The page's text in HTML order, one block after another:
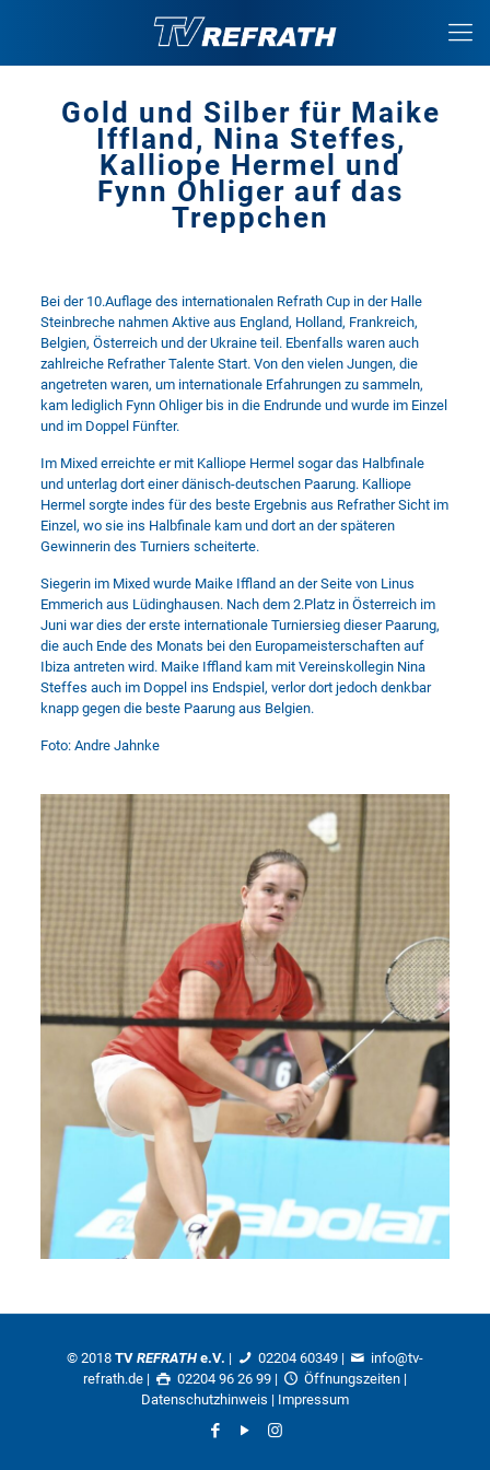
Gold und Silber für Maike
Iffland, Nina Steffes,
Kalliope Hermel und
Fynn Ohliger auf das
Treppchen
Bei der 10.Auflage des internationalen Refrath Cup in der Halle
Steinbreche nahmen Aktive aus England, Holland, Frankreich,
Belgien, Österreich und der Ukraine teil. Ebenfalls waren auch
zahlreiche Refrather Talente Start. Von den vielen Jungen, die
angetreten waren, um internationale Erfahrungen zu sammeln,
kam lediglich Fynn Ohliger bis in die Endrunde und wurde im Einzel
und im Doppel Fünfter.
Im Mixed erreichte er mit Kalliope Hermel sogar das Halbfinale
und unterlag dort einer dänisch-deutschen Paarung. Kalliope
Hermel sorgte indes für des beste Ergebnis aus Refrather Sicht im
Einzel, wo sie ins Halbfinale kam und dort an der späteren
Gewinnerin des Turniers scheiterte.
Siegerin im Mixed wurde Maike Iffland an der Seite von Linus
Emmerich aus Lüdinghausen. Nach dem 2.Platz in Österreich im
Juni war dies der erste internationale Turniersieg dieser Paarung,
die auch Ende des Monats bei den Europameisterschaften auf
Ibiza antreten wird. Maike Iffland kam mit Vereinskollegin Nina
Steffes auch im Doppel ins Endspiel, verlor dort jedoch denkbar
knapp gegen die beste Paarung aus Belgien.
Foto: Andre Jahnke
© 2018 TV REFRATHe.V. | 02204 60349 |
info@tv-
refrath.de | 02204 96 26 99 | Öffnungszeiten|
Datenschutzhinweis | Impressum